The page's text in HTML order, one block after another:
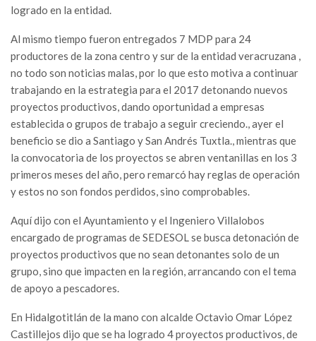
logrado en la entidad.
Al mismo tiempo fueron entregados 7 MDP para 24
productores de la zona centro y sur de la entidad veracruzana ,
no todo son noticias malas, por lo que esto motiva a continuar
trabajando en la estrategia para el 2017 detonando nuevos
proyectos productivos, dando oportunidad a empresas
establecida o grupos de trabajo a seguir creciendo., ayer el
beneficio se dio a Santiago y San Andrés Tuxtla., mientras que
la convocatoria de los proyectos se abren ventanillas en los 3
primeros meses del año, pero remarcó hay reglas de operación
y estos no son fondos perdidos, sino comprobables.
Aquí dijo con el Ayuntamiento y el Ingeniero Villalobos
encargado de programas de SEDESOL se busca detonación de
proyectos productivos que no sean detonantes solo de un
grupo, sino que impacten en la región, arrancando con el tema
de apoyo a pescadores.
En Hidalgotitlán de la mano con alcalde Octavio Omar López
Castillejos dijo que se ha logrado 4 proyectos productivos, de